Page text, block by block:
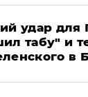
удар для
табу" и
в